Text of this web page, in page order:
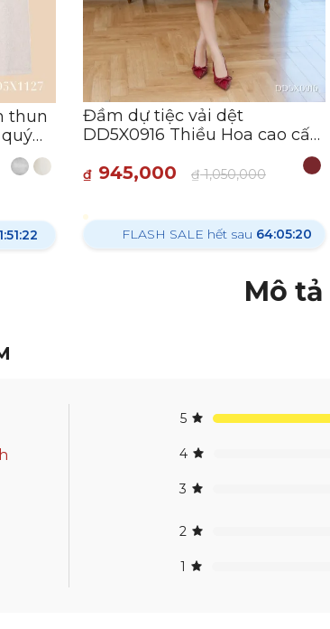
thun
quý
Đầm dự tiệc vải dệt
DD5X0916 Thiều Hoa cao cấp,
₫ 945,000 ₫1,050,000
FLASH SALE hết sau 64:05:19
Mô
5
4
3
2
1